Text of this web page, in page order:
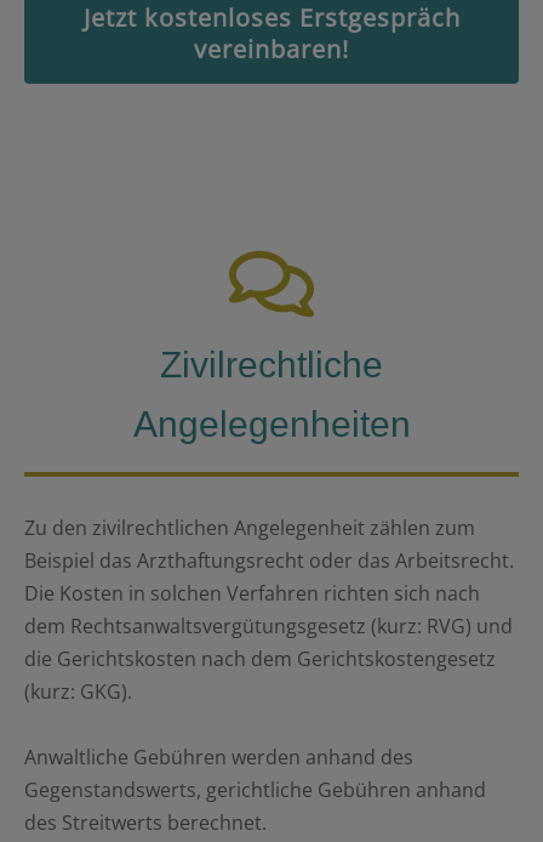
Jetzt kostenloses Erstgespräch
vereinbaren!
Zivilrechtliche
Angelegenheiten
Zu den zivilrechtlichen Angelegenheit zählen zum
Beispiel das Arzthaftungsrecht oder das Arbeitsrecht.
Die Kosten in solchen Verfahren richten sich nach
dem Rechtsanwaltsvergütungsgesetz (kurz: RVG) und
die Gerichtskosten nach dem Gerichtskostengesetz
(kurz: GKG).
Anwaltliche Gebühren werden anhand des
Gegenstandswerts, gerichtliche Gebühren anhand
des Streitwerts berechnet.